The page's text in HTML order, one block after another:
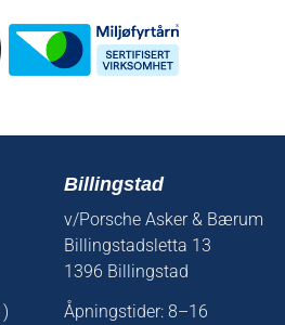
Billingstad
v/Porsche Asker & Bærum
Billingstadsletta 13
1396 Billingstad
Åpningstider: 8–16